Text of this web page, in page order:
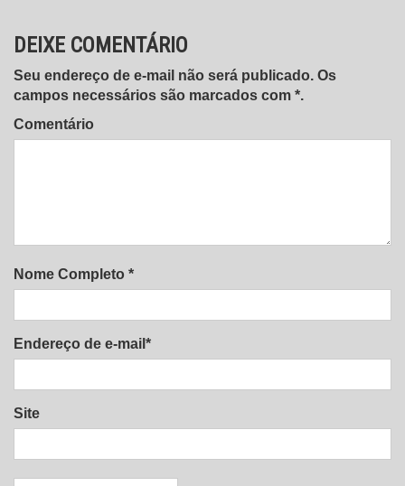
DEIXE COMENTÁRIO
Seu endereço de e-mail não será publicado. Os
campos necessários são marcados com *.
Comentário
Nome Completo *
Endereço de e-mail*
Site